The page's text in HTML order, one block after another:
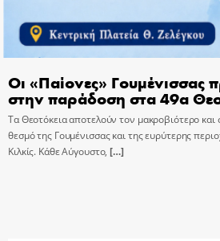
Οι «Παίονες» Γουμένισσας
στην παράδοση στα 49α
Τα Θεοτόκεια αποτελούν τον μακροβιότερο και
θεσμό της Γουμένισσας και της ευρύτερης
Κιλκίς. Κάθε Αύγουστο, […]